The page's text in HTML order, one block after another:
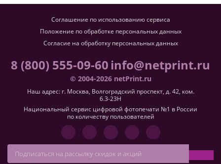
Соглашение по использованию сервиса
Положение по обработке персональных данных
Согласие на обработку персональных данных
8 (800) 555-09-60info@netprint.ru
© 2004-2026 netPrint.ru
Наш адрес: г. Москва, Волгоградский проспект, д. 42, ком.
6.3-23H
Национальный сервис цифровой фотопечати №1 в России
по количеству пользователей